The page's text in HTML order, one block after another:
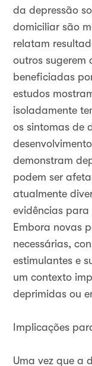
da depressão
domiciliar são
relatam
outros sugerem
beneficiadas
estudos
isoladamente
os sintomas de
demonstram
podem ser
atualmente
evidências
Embora novas
necessárias,
estimulantes e
um contexto
deprimidas ou
Implicações
Uma vez que a